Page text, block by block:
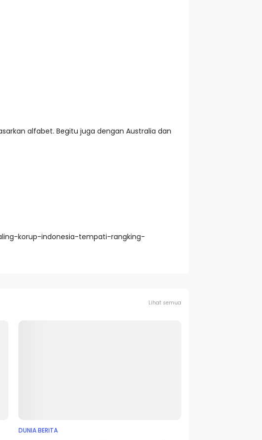
alfabet. Begitu juga dengan Australia dan
korup-indonesia-tempati-rangking-
Lihat semua
DUNIA BERITA